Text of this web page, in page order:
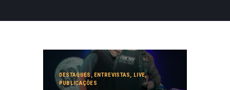
DESTAQUES, ENTREVISTAS, LIVE,
PUBLICAÇÕES